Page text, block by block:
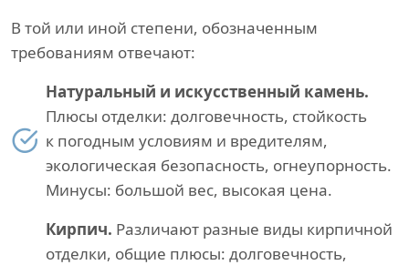
В той или иной степени, обозначенным
требованиям отвечают:
Натуральный и искусственный камень.
Плюсы отделки: долговечность, стойкость
к погодным условиям и вредителям,
экологическая безопасность, огнеупорность.
Минусы: большой вес, высокая цена.
Кирпич. Различают разные виды кирпичной
отделки, общие плюсы: долговечность,